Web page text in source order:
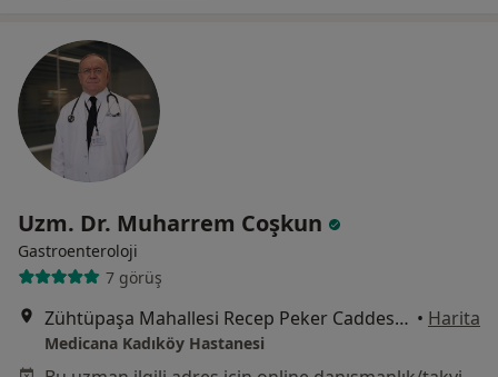
Uzm. Dr. Muharrem Coşkun
Gastroenteroloji
7 görüş
Zühtüpaşa Mahallesi Recep Peker Caddesi No:11, Kadıköy • Harita
Medicana Kadıköy Hastanesi